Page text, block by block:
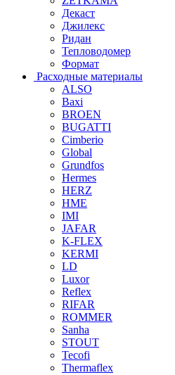
Декаст
Джилекс
Ридан
Тепловодомер
Формат
Расходные материалы
ALSO
Baxi
BROEN
BUGATTI
Cimberio
Global
Grundfos
Hermes
HERZ
HME
IMI
JAFAR
K-FLEX
KERMI
LD
Luxor
Reflex
RIFAR
ROMMER
Sanha
STOUT
Tecofi
Thermaflex